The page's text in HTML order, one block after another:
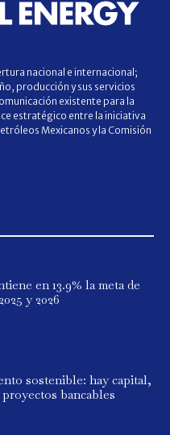
nacional e internacional;
producción y sus servicios
existente para la
estratégico entre la iniciativa
Mexicanos y la Comisión
en 13.9% la meta de
y 2026
sostenible: hay capital,
bancables